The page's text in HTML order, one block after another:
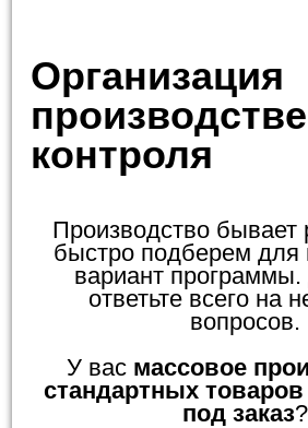
Организация
контроля
Производство
быстро подберем для
вариант программы.
ответьте всего на
вопросов.
У вас массовое
стандартных товаров
под заказ?